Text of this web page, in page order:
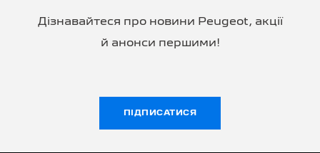
Дізнавайтеся про новини Peugeot, акції
й анонси першими!
ПІДПИСАТИСЯ